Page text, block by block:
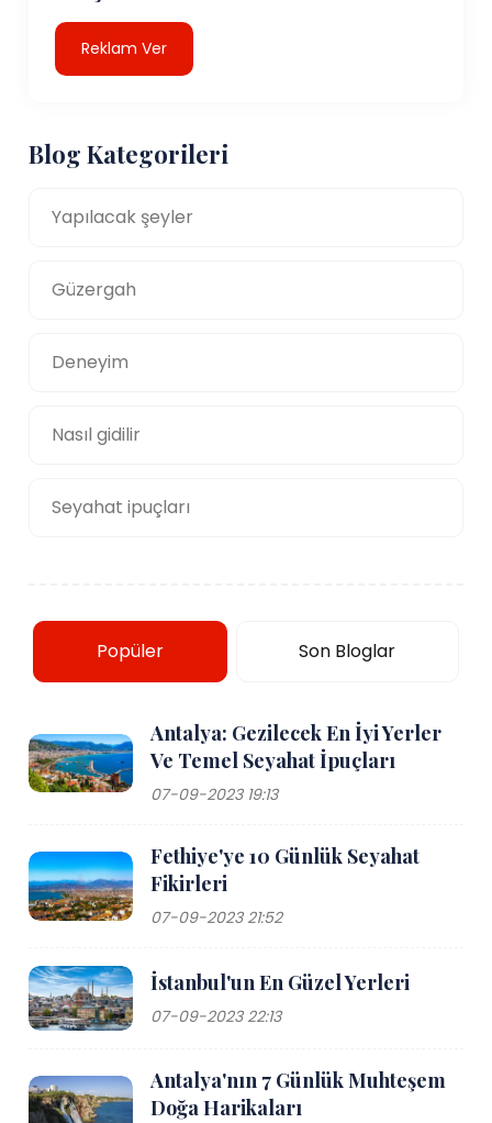
Reklam Ver
Blog Kategorileri
Yapılacak şeyler
Güzergah
Deneyim
Nasıl gidilir
Seyahat ipuçları
Popüler Son Bloglar
Antalya: Gezilecek En İyi Yerler
Ve Temel Seyahat İpuçları
07-09-2023 19:13
Fethiye'ye 10 Günlük Seyahat
Fikirleri
07-09-2023 21:52
İstanbul'un En Güzel Yerleri
07-09-2023 22:13
Antalya'nın 7 Günlük Muhteşem
Doğa Harikaları